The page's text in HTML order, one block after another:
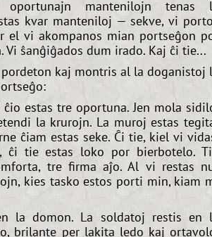
oportunajn mantenilojn tenas
kvar manteniloj — sekve, vi
el vi akompanos mian portseĝon
Vi ŝanĝiĝados dum irado. Kaj ĉi tie...
kaj montris al la doganistoj
estas tre oportuna. Jen mola
la krurojn. La muroj estas
ĉiam estas seke. Ĉi tie, kiel vi
ĉi tie estas loko por bierbotelo.
tre firma aĵo. Al vi restas
kies tasko estos porti min, kiam
la domon. La soldatoj restis en
brilante per lakita ledo kaj